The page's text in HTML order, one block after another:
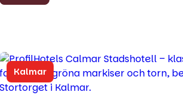
Kalmar